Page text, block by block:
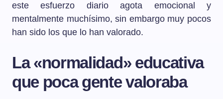
este esfuerzo diario agota emocional y
mentalmente muchísimo, sin embargo muy pocos
han sido los que lo han valorado.
La «normalidad» educativa
que poca gente valoraba